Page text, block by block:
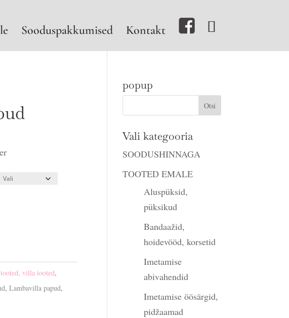
Sooduspakkumised Kontakt
villa tooted,
,Lambavilla papud,
popup
Vali kategooria
SOODUSHINNAGA
TOOTED EMALE
Aluspüksid,
püksikud
Bandaažid,
hoidevööd, korsetid
Imetamise
abivahendid
Imetamise öösärgid,
pidžaamad